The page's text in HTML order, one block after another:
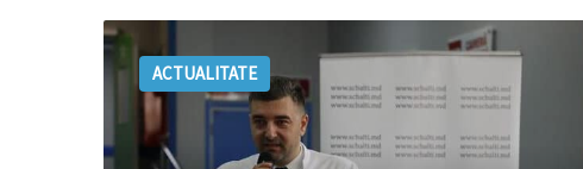
Averea
fostului
Spitalului
Clinic
ACTUALITATE